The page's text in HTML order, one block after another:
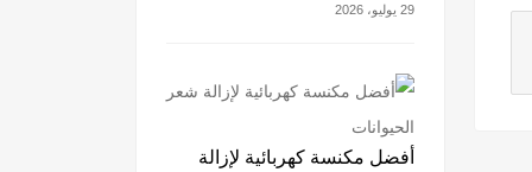
29 يوليو، 2026
أفضل مكنسة كهربائية لإزالة